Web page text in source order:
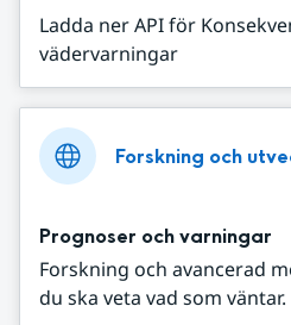
Ladda ner API för
vädervarningar
Forskning och
Prognoser och varningar
Forskning och avancerad
du ska veta vad som väntar.